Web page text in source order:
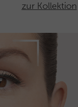
zur Kollektion